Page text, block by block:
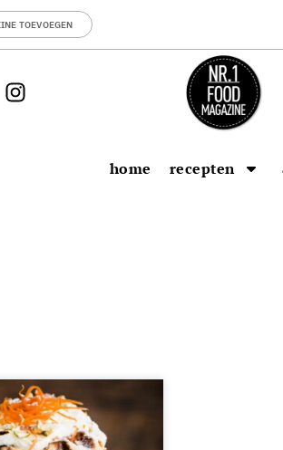
TOEVOEGEN
home recepten